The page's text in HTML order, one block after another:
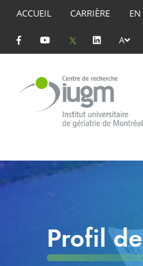
ACCUEIL CARRIÈRE EN
A
Profil